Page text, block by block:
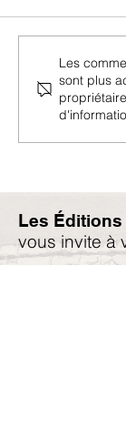
Les
sont plus
Les
vous invite à